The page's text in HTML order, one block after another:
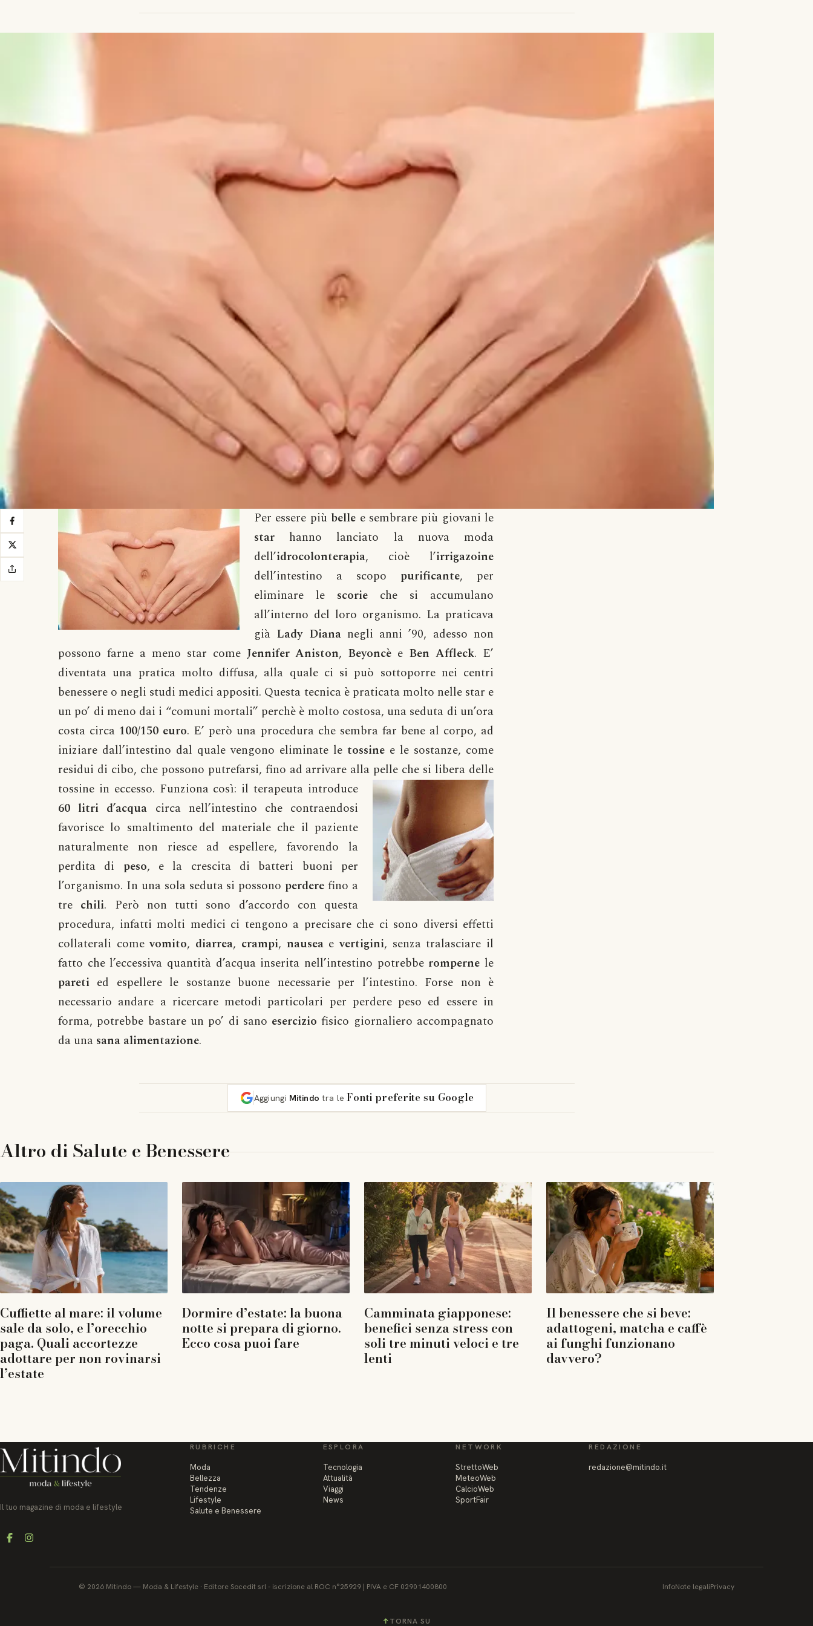
Per essere più belle e sembrare più giovani le
star hanno lanciato la nuova moda
dell’idrocolonterapia, cioè l’irrigazoine
dell’intestino a scopo purificante, per
eliminare le scorie che si accumulano
all’interno del loro organismo. La praticava
già Lady Diananegli anni ’90, adesso non
possono farne a meno star come Jennifer Aniston, Beyoncè e Ben Affleck. E’
diventata una pratica molto diffusa, alla quale ci si può sottoporre nei centri
benessere o negli studi medici appositi. Questa tecnica è praticata molto nelle star e
un po’ di meno dai i “comuni mortali” perchè è molto costosa, una seduta di un’ora
costa circa 100/150 euro. E’ però una procedura che sembra far bene al corpo, ad
iniziare dall’intestino dal quale vengono eliminate le tossine e le sostanze, come
residui di cibo, che possono putrefarsi, fino ad arrivare alla pelle che si libera delle
tossine in eccesso. Funziona così: ilterapeuta introduce
60 litri d’acqua circa nell’intestino che contraendosi
favorisce lo smaltimento del materiale che il paziente
naturalmente non riesce ad espellere, favorendo la
perdita di peso, e la crescita di batteri buoni per
l’organismo. In una sola seduta si possono perdere fino a
tre chili. Però non tutti sono d’accordo con questa
procedura, infatti molti medici ci tengono a precisare che ci sono diversi effetti
collaterali comevomito, diarrea, crampi, nauseaevertigini, senza tralasciare il
fatto che l’eccessiva quantità d’acqua inserita nell’intestino potrebbe romperne le
pareti ed espellere le sostanze buone necessarie per l’intestino. Forse non è
necessario andare a ricercare metodi particolari per perdere peso ed essere in
forma, potrebbe bastare un po’ di sano esercizio fisico giornaliero accompagnato
da una sana alimentazione.
Aggiungi Mitindo tra le Fonti preferite su Google
Altro diSalute e Benessere
Cuffiette al mare: il volume
sale da solo, e l’orecchio
paga. Quali accortezze
adottare per non rovinarsi
l’estate
Dormire d’estate: la buona
notte si prepara di giorno.
Ecco cosa puoi fare
Camminata giapponese:
benefici senza stress con
soli tre minuti veloci e tre
lenti
Il benessere che si beve:
adattogeni, matcha e caffè
ai funghi funzionano
davvero?
Il tuo magazine di moda e lifestyle
FacebookInstagram
RUBRICHE
Moda
Bellezza
Tendenze
Lifestyle
Salute e Benessere
ESPLORA
Tecnologia
Attualità
Viaggi
News
NETWORK
StrettoWeb
MeteoWeb
CalcioWeb
SportFair
REDAZIONE
redazione@mitindo.it
© 2026 Mitindo— Moda & Lifestyle · Editore Socedit srl - iscrizione al ROC n°25929 | PIVA e CF 02901400800 InfoNote legaliPrivacy
↑TORNA SU